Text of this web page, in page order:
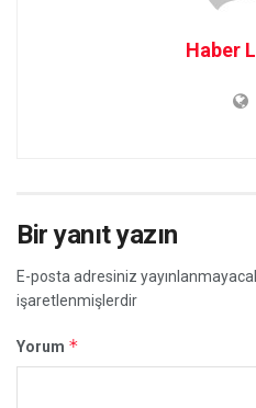
Haber
Bir yanıt yazın
E-posta adresiniz
işaretlenmişlerdir
Yorum *